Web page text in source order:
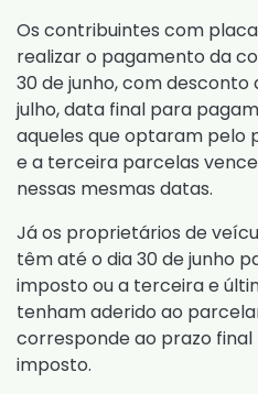
Os contribuintes com
realizar o pagamento da
30 de junho, com desconto
julho, data final para
aqueles que optaram pelo
e a terceira parcelas
nessas mesmas datas.
Já os proprietários de
têm até o dia 30 de junho
imposto ou a terceira e
tenham aderido ao
corresponde ao prazo
imposto.